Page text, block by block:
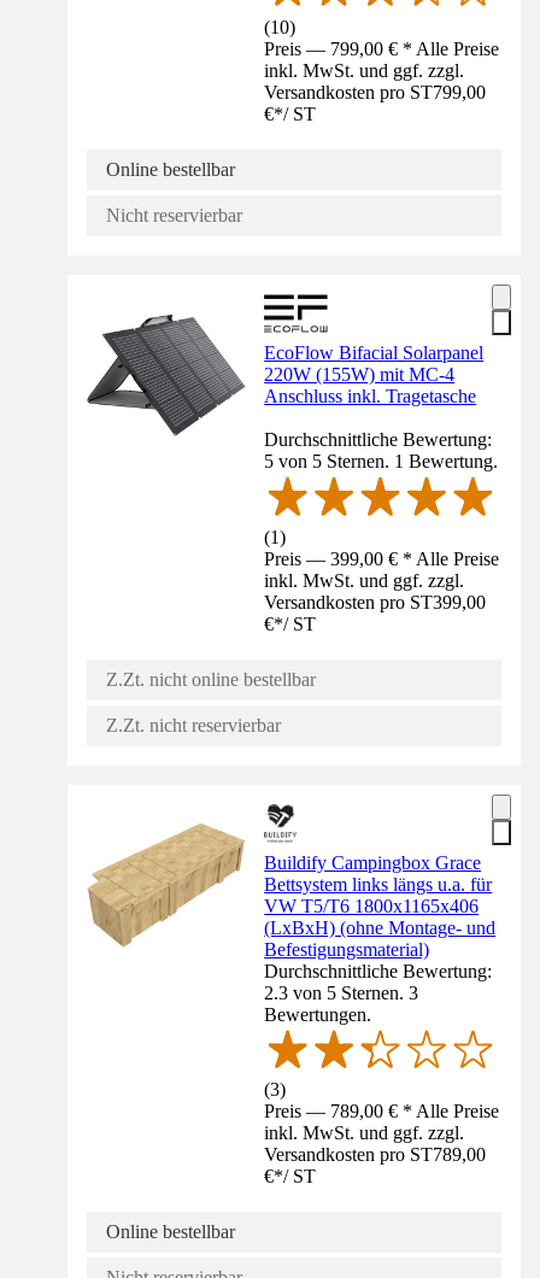
(10)
Preis — 799,00 € * Alle Preise
inkl. MwSt. und ggf. zzgl.
Versandkosten pro ST799,00
€*/ ST
Online bestellbar
Nicht reservierbar
EcoFlow Bifacial Solarpanel
220W (155W) mit MC-4
Anschluss inkl. Tragetasche
Durchschnittliche Bewertung:
5 von 5 Sternen. 1 Bewertung.
(1)
Preis — 399,00 € * Alle Preise
inkl. MwSt. und ggf. zzgl.
Versandkosten pro ST399,00
€*/ ST
Z.Zt. nicht online bestellbar
Z.Zt. nicht reservierbar
Buildify Campingbox Grace
Bettsystem links längs u.a. für
VW T5/T6 1800x1165x406
(LxBxH) (ohne Montage- und
Befestigungsmaterial)
Durchschnittliche Bewertung:
2.3 von 5 Sternen. 3
Bewertungen.
(3)
Preis — 789,00 € * Alle Preise
inkl. MwSt. und ggf. zzgl.
Versandkosten pro ST789,00
€*/ ST
Online bestellbar